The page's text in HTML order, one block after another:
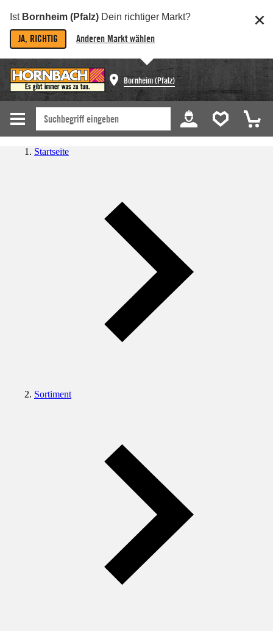
Ist Bornheim (Pfalz) Dein richtiger Markt?
JA, RICHTIG Anderen Markt wählen
Bornheim (Pfalz)
Startseite
Sortiment